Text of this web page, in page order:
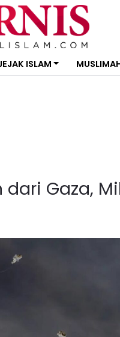
ISLAM
dari Gaza,